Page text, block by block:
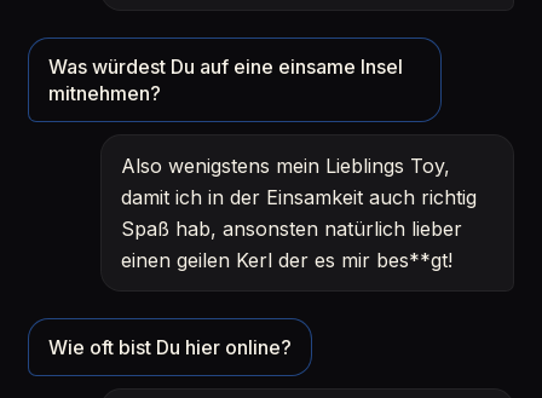
Was würdest Du auf eine einsame Insel
mitnehmen?
Also wenigstens mein Lieblings Toy,
damit ich in der Einsamkeit auch richtig
Spaß hab, ansonsten natürlich lieber
einen geilen Kerl der es mir bes**gt!
Wie oft bist Du hier online?